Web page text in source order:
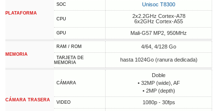
PLATAFORMA
SOC Unisoc T8300
CPU
2x2.2GHz Cortex-A78
6x2GHz Cortex-A55
GPU Mali-G57 MP2, 950MHz
MEMORIA
RAM / ROM 4/64, 4/128 Go
TARJETA DE
MEMORIA
hasta 1024Go (ranura dedicada)
CÁMARA TRASERA
CÁMARA
Doble
• 32MP (wide), AF
• 2MP (depth)
VIDEO 1080p - 30fps